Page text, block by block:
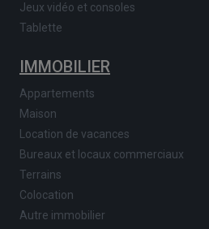
Jeux vidéo et consoles
Tablette
IMMOBILIER
Appartements
Maison
Location de vacances
Bureaux et locaux commerciaux
Terrains
Colocation
Autre immobilier